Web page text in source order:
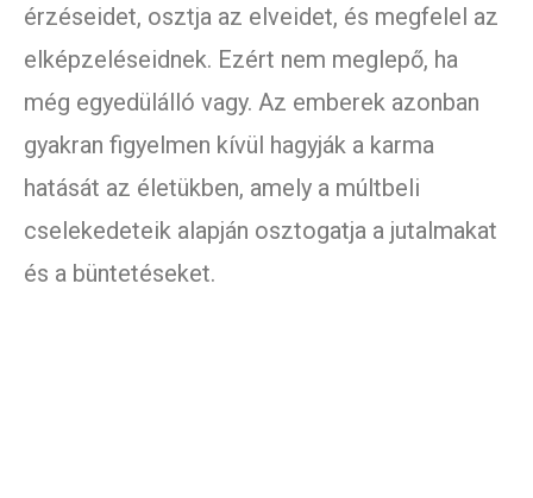
érzéseidet, osztja az elveidet, és megfelel az
elképzeléseidnek. Ezért nem meglepő, ha
még egyedülálló vagy. Az emberek azonban
gyakran figyelmen kívül hagyják a karma
hatását az életükben, amely a múltbeli
cselekedeteik alapján osztogatja a jutalmakat
és a büntetéseket.